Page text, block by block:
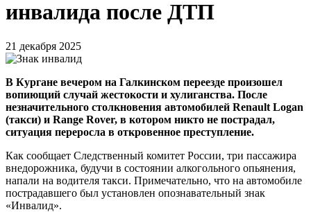
инвалида после ДТП
21 декабря 2025
В Кургане вечером на Галкинском переезде произошел
вопиющий случай жестокости и хулиганства. После
незначительного столкновения автомобилей Renault Logan
(такси) и Range Rover, в котором никто не пострадал,
ситуация переросла в откровенное преступление.
Как сообщает Следственный комитет России, три пассажира
внедорожника, будучи в состоянии алкогольного опьянения,
напали на водителя такси. Примечательно, что на автомобиле
пострадавшего был установлен опознавательный знак
«Инвалид».